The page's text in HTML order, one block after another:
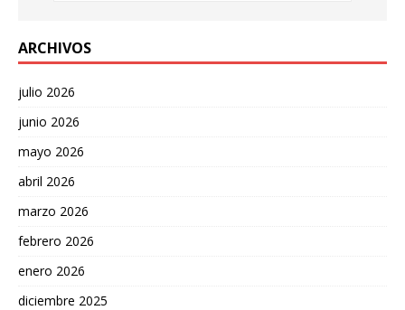
ARCHIVOS
julio 2026
junio 2026
mayo 2026
abril 2026
marzo 2026
febrero 2026
enero 2026
diciembre 2025